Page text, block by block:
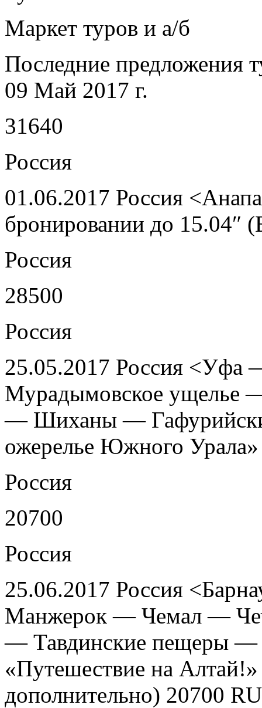
Маркет туров и а/б
Последние предложения
09 Май 2017 г.
31640
Россия
01.06.2017 Россия
бронировании до 15.04″
Россия
28500
Россия
25.05.2017 Россия
Мурадымовское ущелье
— Шиханы —
ожерелье Южного
Россия
20700
Россия
25.06.2017 Россия
Манжерок — Чемал —
— Тавдинские пещеры —
«Путешествие на Алтай!»
дополнительно) 20700